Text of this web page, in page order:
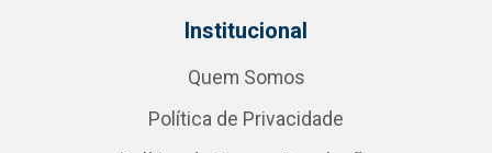
Institucional
Quem Somos
Política de Privacidade